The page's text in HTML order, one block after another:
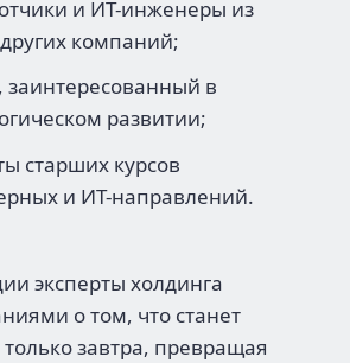
и ИТ-инженеры из
компаний;
заинтересованный в
развитии;
старших курсов
и ИТ-направлений.
эксперты холдинга
о том, что станет
завтра, превращая